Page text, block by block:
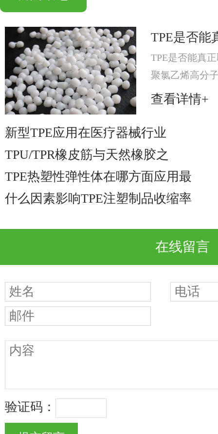
TPE是否能
TPE是否能真
聚氯乙烯高分
分，提升材料
查看详情+
新型TPE应用在医疗器械行业
TPU/TPR橡皮筋与天然橡胶之
TPE热塑性弹性体在哪方面应用最
什么因素影响TPE注塑制品收缩率
在线留言
验证码：